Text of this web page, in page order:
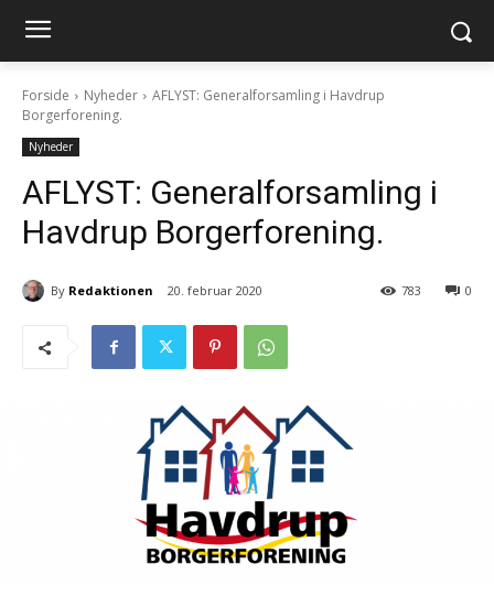
Forside Nyheder
AFLYST: Generalforsamling i Havdrup
Borgerforening.
Nyheder
AFLYST: Generalforsamling i
Havdrup Borgerforening.
By Redaktionen 20. februar 2020 0
783